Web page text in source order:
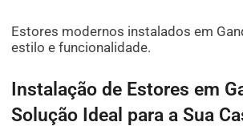
Estores modernos instalados em
estilo e funcionalidade.
Instalação de Estores em
Solução Ideal para a Sua